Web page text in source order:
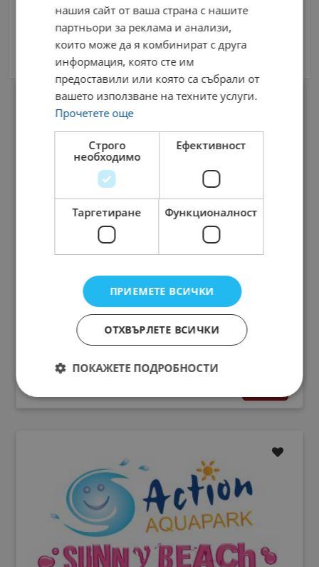
Съгласен съм с Terms and Policy
Изпрати Съобщение
Radina Group
Администрация
FOOD AND BEVERAGE
MANAGER (M/F)
22.01.2024
2 000.00 лв.
нашия сайт от ваша страна с нашите
партньори за реклама и анализи,
които може да я комбинират с друга
информация, която сте им
предоставили или която са събрали от
вашето използване на техните услуги.
Прочетете още
Строго
необходимо
Ефективност
Таргетиране Функционалност
ПРИЕМЕТЕ ВСИЧКИ
ОТХВЪРЛЕТЕ ВСИЧКИ
ПОКАЖЕТЕ ПОДРОБНОСТИ